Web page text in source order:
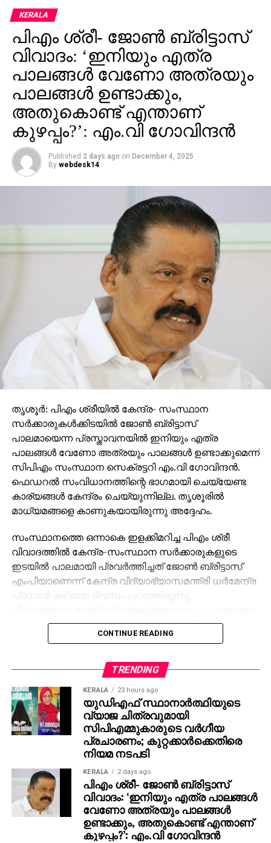
കൊല്ലപ്പെട്ടിരുന്നു. ഇതിനു പിന്നാലെ രണ്ടുമാസത്തെ
ഇടവേളയ്ക്കു ശേഷം വിജയ് പൊതുപരിപാടികളിൽ
സജീവമാകുന്നതിന്റെ ഭാഗമായാണ് പുതുച്ചേരിയിൽ
പൊതുയോഗം നടത്തുന്നത്.
KERALA
പിഎം ശ്രീ- ജോണ്‍ ബ്രിട്ടാസ്
വിവാദം: ‘ഇനിയും എത്ര
പാലങ്ങള്‍ വേണോ അത്രയും
പാലങ്ങള്‍ ഉണ്ടാക്കും,
അതുകൊണ്ട് എന്താണ്
കുഴപ്പം?’: എം.വി ഗോവിന്ദന്‍
Published 2 days ago on December 4, 2025
By webdesk14
തൃശൂർ: പിഎം ശ്രീയില്‍ കേന്ദ്ര- സംസ്ഥാന
സര്‍ക്കാരുകള്‍ക്കിടയില്‍ ജോണ്‍ ബ്രിട്ടാസ്
പാലമായെന്ന പ്രസ്താവനയില്‍ ഇനിയും എത്ര
പാലങ്ങള്‍ വേണോ അത്രയും പാലങ്ങള്‍ ഉണ്ടാക്കുമെന്ന്
സിപിഎം സംസ്ഥാന സെക്രട്ടറി എം.വി ഗോവിന്ദന്‍.
ഫെഡറല്‍ സംവിധാനത്തിന്റെ ഭാഗമായി ചെയ്യേണ്ട
കാര്യങ്ങള്‍ കേന്ദ്രം ചെയ്യുന്നില്ല. തൃശൂരില്‍
മാധ്യമങ്ങളെ കാണുകയായിരുന്നു അദ്ദേഹം.
സംസ്ഥാനത്തെ ഒന്നാകെ ഇളക്കിമറിച്ച പിഎം ശ്രീ
വിവാദത്തില്‍ കേന്ദ്ര-സംസ്ഥാന സര്‍ക്കാരുകളുടെ
ഇടയില്‍ പാലമായി പ്രവര്‍ത്തിച്ചത് ജോണ്‍ ബ്രിട്ടാസ്
എംപിയാണെന്ന് കേന്ദ്ര വിദ്യാഭ്യാസമന്ത്രി ധര്‍മേന്ദ്ര
പ്രധാന്‍ കഴിഞ്ഞ ദിവസം പറഞ്ഞിരുന്നു.
താന്‍ കേന്ദ്രമന്ത്രിയെ കാണാന്‍ പോയിട്ടുണ്ടെന്ന്
ബ്രിട്ടാസ് സമ്മതിക്കുകയും ചെയ്തിരുന്നു. ഇതിന്
പ്രതിഷേധവുമായി പ്രതിപക്ഷം രംഗത്തെത്തിയിരുന്നു.
ശബരിമല സ്വര്‍ണക്കൊള്ളയിലെ അന്വേഷണത്തെ
കുറിച്ചുള്ള ചോദ്യത്തിന് അന്വേഷണറിപ്പോര്‍ട്ട്
പുറത്തുവന്നാല്‍ തങ്ങള്‍ കടുത്ത നിലപാട്
എടുക്കുമെന്നായിരുന്നു ഗോവിന്ദന്റെ മറുപടി. ഒ.
രാജഗോപാലും സുരേഷ്‌ഗോപിയും ജയിച്ചത്
കോണ്‍ഗ്രസിന്റെ വോട്ട് കിട്ടിയിട്ടാണെന്നും നേമത്ത്
മത്സരിച്ചാല്‍ രാജീവ് ചന്ദ്രശേഖര്‍
തോറ്റുതുന്നംപാടുമെന്നും എം.വി ഗോവിന്ദന്‍
കൂട്ടിച്ചേര്‍ത്തു.
CONTINUE READING
TRENDING
KERALA 23 hours ago
യുഡിഎഫ് സ്ഥാനാര്‍ത്ഥിയുടെ
വ്യാജ ചിത്രവുമായി
സിപിഎമ്മുകാരുടെ വര്‍ഗീയ
പ്രചാരണം; കുറ്റക്കാര്‍ക്കെതിരെ
നിയമ നടപടി
KERALA 2 days ago
പിഎം ശ്രീ- ജോണ്‍ ബ്രിട്ടാസ്
വിവാദം: ‘ഇനിയും എത്ര പാലങ്ങള്‍
വേണോ അത്രയും പാലങ്ങള്‍
ഉണ്ടാക്കും, അതുകൊണ്ട് എന്താണ്
കുഴപ്പം?’: എം.വി ഗോവിന്ദന്‍